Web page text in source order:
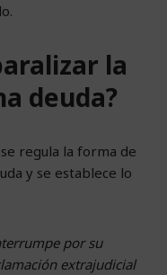
la
deuda?
regula la forma de
y se establece lo
por su
extrajudicial